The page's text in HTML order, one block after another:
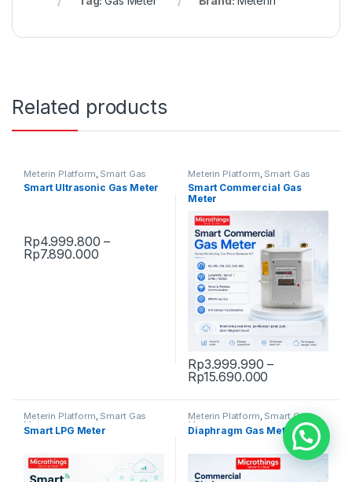
Related products
Meterin Platform Smart Gas
Meter
Smart Ultrasonic Gas Meter
Price range: Rp4.999.800 through
This product has multiple variants. The options may be chosen
Meterin Platform Smart Gas
Meter
Smart Commercial Gas
Meter
Rp3.999.990 –
Rp15.690.000
This product has multiple
Meterin Platform, Smart Gas
Meter
Smart LPG Meter
Meterin Platform, Smart Gas
Meter
Diaphragm Gas Meters